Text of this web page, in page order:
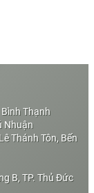
Thạnh
Nhuận
Thánh Tôn, Bến
B, TP. Thủ Đức